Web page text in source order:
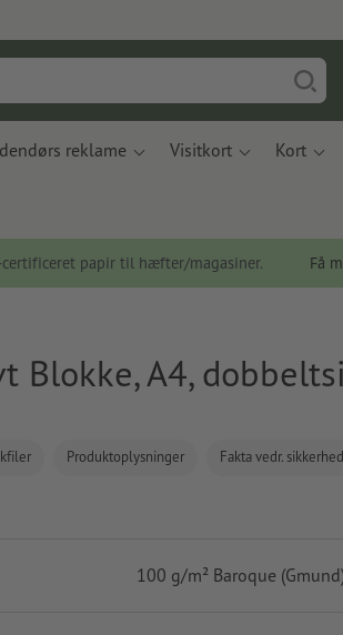
reklame Visitkort Kort
certificeret papir til hæfter/magasiner. Få
Blokke, A4,
Produktoplysninger Fakta vedr.
100 g/m² Baroque